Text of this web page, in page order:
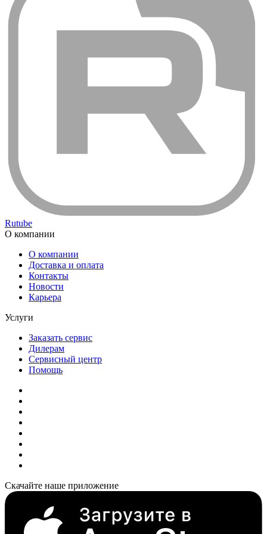
Rutube
О компании
О компании
Доставка и оплата
Контакты
Новости
Карьера
Услуги
Заказать сервис
Дилерам
Сервисный центр
Помощь
Скачайте наше приложение